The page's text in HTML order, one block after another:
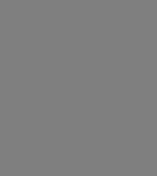
beslut gällande bygglov
om beslut